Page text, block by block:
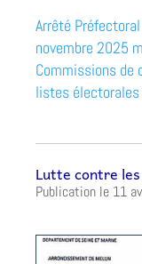
Arrêté
novembre 2025
Commissions de
listes électorales
Lutte contre
11